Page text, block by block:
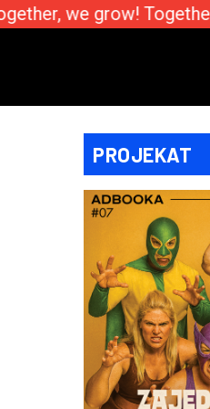
we grow!
PROJEKAT